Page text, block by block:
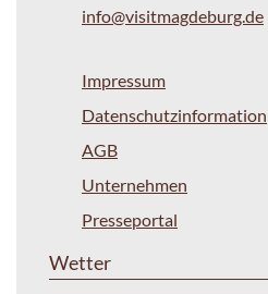
info@visitmagdeburg.de
Impressum
Datenschutzinformation
AGB
Unternehmen
Presseportal
Wetter